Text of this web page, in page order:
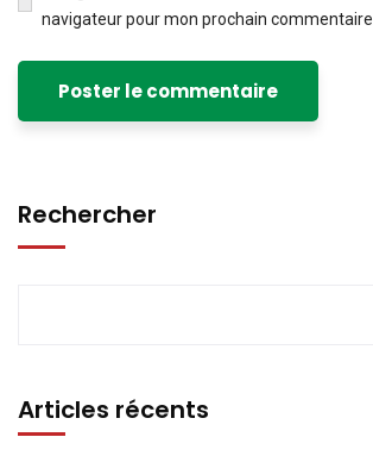
navigateur pour mon prochain commentaire.
Rechercher
Articles récents